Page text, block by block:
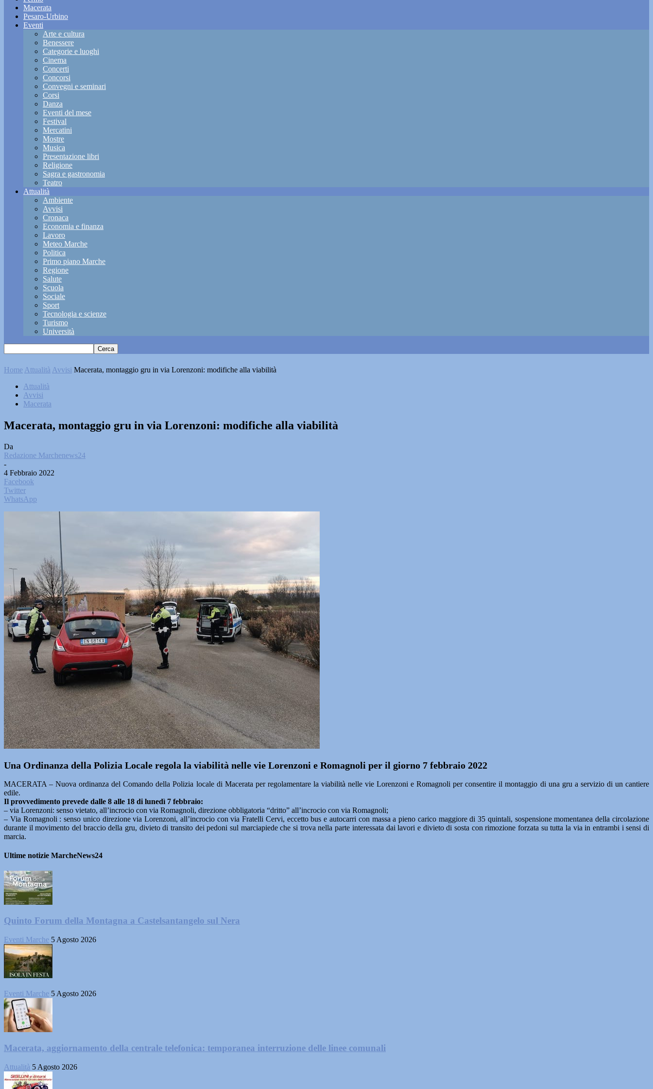
Macerata
Pesaro-Urbino
Eventi
Arte e cultura
Benessere
Categorie e luoghi
Cinema
Concerti
Concorsi
Convegni e seminari
Corsi
Danza
Eventi del mese
Festival
Mercatini
Mostre
Musica
Presentazione libri
Religione
Sagra e gastronomia
Teatro
Attualità
Ambiente
Avvisi
Cronaca
Economia e finanza
Lavoro
Meteo Marche
Politica
Primo piano Marche
Regione
Salute
Scuola
Sociale
Sport
Tecnologia e scienze
Turismo
Università
Home Attualità Avvisi Macerata, montaggio gru in via Lorenzoni: modifiche alla viabilità
Attualità
Avvisi
Macerata
Macerata, montaggio gru in via Lorenzoni: modifiche alla viabilità
Da
Redazione Marchenews24
-
4 Febbraio 2022
Facebook
Twitter
WhatsApp
Una Ordinanza della Polizia Locale regola la viabilità nelle vie Lorenzoni e Romagnoli per il giorno 7 febbraio 2022
MACERATA – Nuova ordinanza del Comando della Polizia locale di Macerata per regolamentare la viabilità nelle vie Lorenzoni e Romagnoli per consentire il montaggio di una gru a servizio di un cantiere
edile.
Il provvedimento prevede dalle 8 alle 18 di lunedì 7 febbraio:
– via Lorenzoni: senso vietato, all’incrocio con via Romagnoli, direzione obbligatoria “dritto” all’incrocio con via Romagnoli;
– Via Romagnoli : senso unico direzione via Lorenzoni, all’incrocio con via Fratelli Cervi, eccetto bus e autocarri con massa a pieno carico maggiore di 35 quintali, sospensione momentanea della circolazione
durante il movimento del braccio della gru, divieto di transito dei pedoni sul marciapiede che si trova nella parte interessata dai lavori e divieto di sosta con rimozione forzata su tutta la via in entrambi i sensi di
marcia.
Ultime notizie MarcheNews24
Quinto Forum della Montagna a Castelsantangelo sul Nera
Eventi Marche 5 Agosto 2026
Eventi Marche 5 Agosto 2026
Macerata, aggiornamento della centrale telefonica: temporanea interruzione delle linee comunali
Attualità 5 Agosto 2026